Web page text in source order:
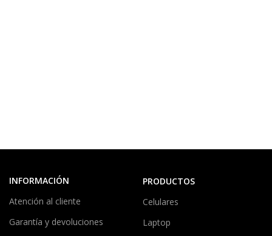
INFORMACIÓN
Atención al cliente
Garantía y devoluciones
PRODUCTOS
Celulares
Laptop